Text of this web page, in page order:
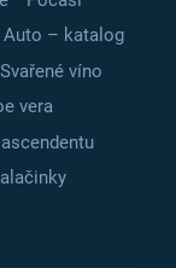
Auto – katalog
Svařené víno
vera